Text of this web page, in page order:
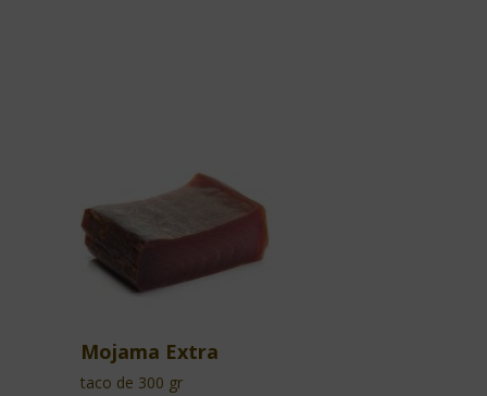
Mojama Extra
taco de 300 gr